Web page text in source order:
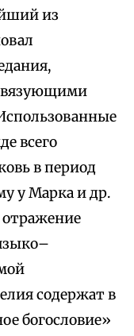
из
всего
в период
у Марка и др.
отражение
содержат в
богословие»